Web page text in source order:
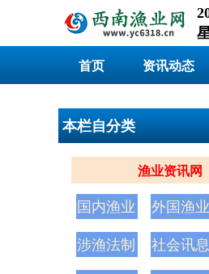
首页 资讯动态
本栏自分类
渔业资讯网
国内渔业 外国渔业
涉渔法制 社会讯息